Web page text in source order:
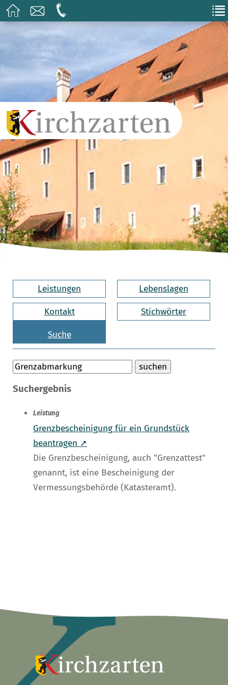
Leistungen Lebenslagen
Kontakt Stichwörter
Suche
Suchergebnis
Leistung
Grenzbescheinigung für ein Grundstück
beantragen ➚
Die Grenzbescheinigung, auch "Grenzattest"
genannt, ist eine Bescheinigung der
Vermessungsbehörde (Katasteramt).